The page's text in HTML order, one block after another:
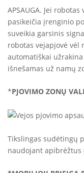
APSAUGA. Jei
pasikeičia įrenginio
suveikia garsinis
robotas vejapjovė vėl
automatiškai
išnešamas už namų
*PJOVIMO ZONŲ
Tikslingas sudėtingų
naudojant apibrėžtus